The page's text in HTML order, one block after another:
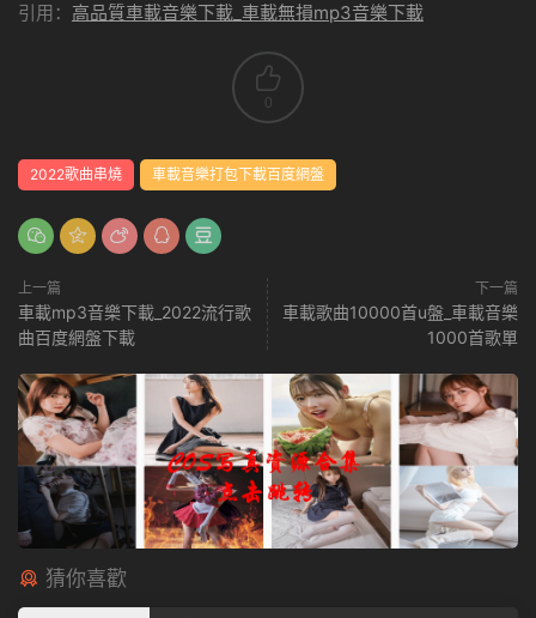
引用： 高品質車載音樂下載_車載無損mp3音樂下載
0
2022歌曲串燒 車載音樂打包下載百度網盤
上一篇
車載mp3音樂下載_2022流行歌
曲百度網盤下載
下一篇
車載歌曲10000首u盤_車載音樂
1000首歌單
猜你喜歡